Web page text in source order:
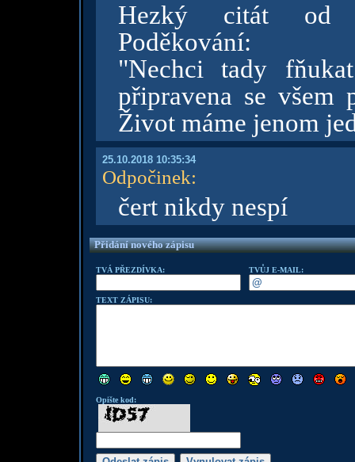
Hezký citát od
Poděkování:
"Nechci tady
připravena se všem
Život máme jenom
25.10.2018 10:35:34
Odpočinek:
čert nikdy nespí
Přidání nového zápisu
TVÁ PŘEZDÍVKA: TVŮJ E-MAIL:
TEXT ZÁPISU:
Opište kod: